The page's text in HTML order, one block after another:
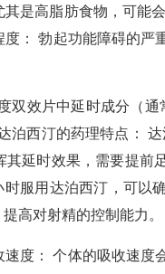
是高脂肪食物，可能
： 勃起功能障碍的严
双效片中延时成分（
泊西汀的药理特点：
延时效果，需要提前
服用达泊西汀，可以
高对射精的控制能力。
度： 个体的吸收速度